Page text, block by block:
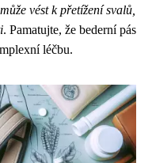
vést k přetížení svalů,
. Pamatujte, že bederní pás
léčbu.